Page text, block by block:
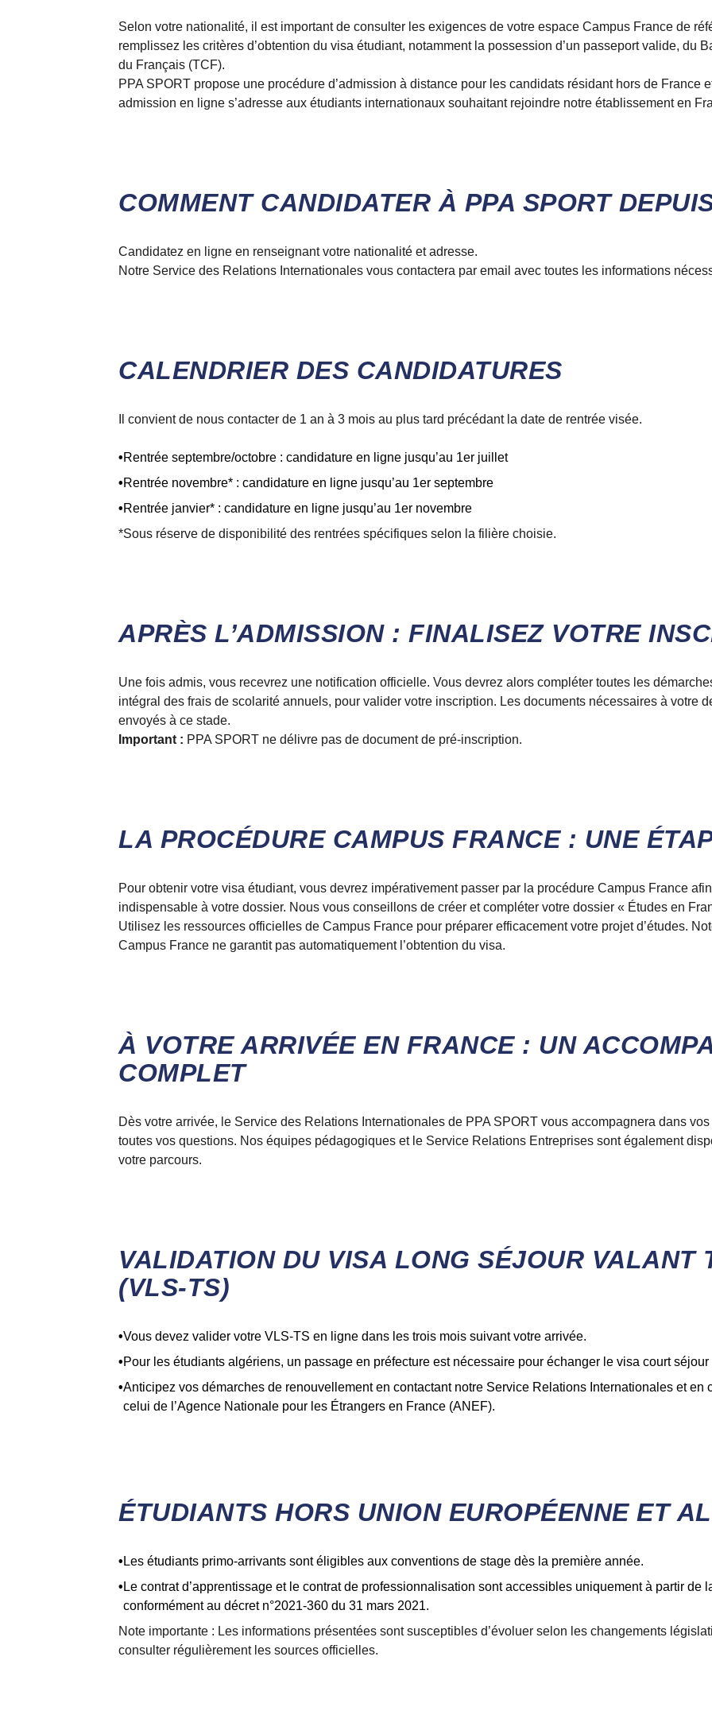
Selon votre nationalité, il est important de consulter les exigences de votre espace Campus France de
remplissez les critères d’obtention du visa étudiant, notamment la possession d’un passeport valide, du
du Français (TCF).
PPA SPORT propose une procédure d’admission à distance pour les candidats résidant hors de France
admission en ligne s’adresse aux étudiants internationaux souhaitant rejoindre notre établissement en
COMMENT CANDIDATER À PPA SPORT
Candidatez en ligne en renseignant votre nationalité et adresse.
Notre Service des Relations Internationales vous contactera par email avec toutes les informations
CALENDRIER DES CANDIDATURES
Il convient de nous contacter de 1 an à 3 mois au plus tard précédant la date de rentrée visée.
Rentrée septembre/octobre : candidature en ligne jusqu’au 1er juillet
Rentrée novembre* : candidature en ligne jusqu’au 1er septembre
Rentrée janvier* : candidature en ligne jusqu’au 1er novembre
*Sous réserve de disponibilité des rentrées spécifiques selon la filière choisie.
APRÈS L’ADMISSION : FINALISEZ VOTRE
Une fois admis, vous recevrez une notification officielle. Vous devrez alors compléter toutes les
intégral des frais de scolarité annuels, pour valider votre inscription. Les documents nécessaires à votre
envoyés à ce stade.
Important : PPA SPORT ne délivre pas de document de pré-inscription.
LA PROCÉDURE CAMPUS FRANCE : UNE
Pour obtenir votre visa étudiant, vous devrez impérativement passer par la procédure Campus France
indispensable à votre dossier. Nous vous conseillons de créer et compléter votre dossier « Études en
Utilisez les ressources officielles de Campus France pour préparer efficacement votre projet d’études.
Campus France ne garantit pas automatiquement l’obtention du visa.
À VOTRE ARRIVÉE EN FRANCE : UN
COMPLET
Dès votre arrivée, le Service des Relations Internationales de PPA SPORTvous accompagnera dans
toutes vos questions. Nos équipes pédagogiques et le Service Relations Entreprises sont également
votre parcours.
VALIDATION DU VISA LONG SÉJOUR VALANT
(VLS-TS)
Vous devez valider votre VLS-TS en ligne dans les trois mois suivant votre arrivée.
Pour les étudiants algériens, un passage en préfecture est nécessaire pour échanger le visa court
Anticipez vos démarches de renouvellement en contactant notre Service Relations Internationales et en
celui de l’Agence Nationale pour les Étrangers en France (ANEF).
ÉTUDIANTS HORS UNION EUROPÉENNE ET
Les étudiants primo-arrivants sont éligibles aux conventions de stage dès la première année.
Le contrat d’apprentissage et le contrat de professionnalisation sont accessibles uniquement à partir de
conformément au décret n°2021-360 du 31 mars 2021.
Note importante : Les informations présentées sont susceptibles d’évoluer selon les changements
consulter régulièrement les sources officielles.